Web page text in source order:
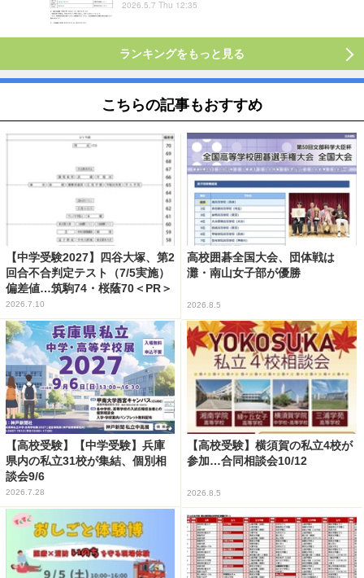
2026.5.7 Thu 12:35
ランキングをもっと見る
こちらの記事もおすすめ
【中学受験2027】四谷大塚、第2
回合不合判定テスト（7/5実施）
偏差値…筑駒74・桜蔭70＜PR＞
2026.7.10
高校囲碁全国大会、団体戦は
灘・南山女子部が優勝
2026.8.5
【高校受験】【中学受験】兵庫
県内の私立31校が集結、個別相
談会9/6
2026.7.28
【高校受験】横須賀の私立4校が
参加…合同相談会10/12
2026.8.5